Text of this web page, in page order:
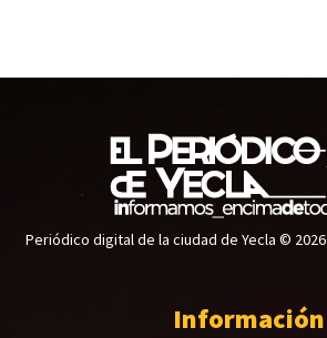
Periódico digital de la ciudad de Yecla © 2026
Información